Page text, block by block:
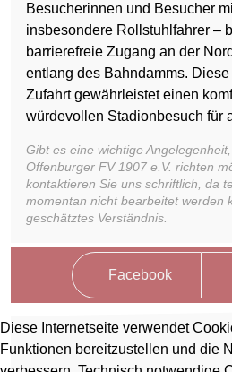
Besucherinnen und Besucher
insbesondere Rollstuhlfahrer –
barrierefreie Zugang an der
entlang des Bahndamms.
Zufahrt gewährleistet einen
würdevollen Stadionbesuch für
Gibt es eine wichtige
Offenburger FV 1907 e.V. richten
kontaktieren Sie uns schriftlich, da
momentan nicht bearbeitet werden
geschätztes Verständnis.
Facebook
Diese Internetseite verwendet
Funktionen bereitzustellen und die